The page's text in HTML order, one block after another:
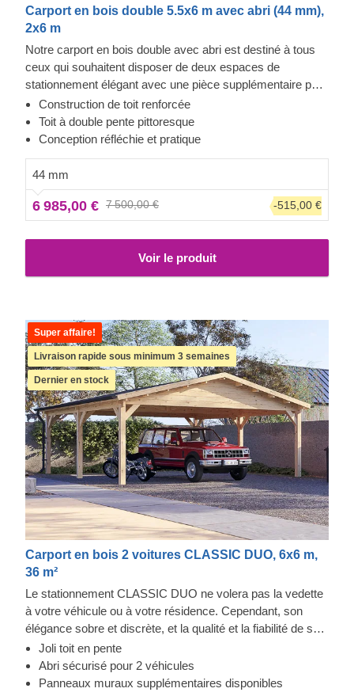
Carport en bois double 5.5x6 m avec abri (44 mm),
2x6 m
Notre carport en bois double avec abri est destiné à tous
ceux qui souhaitent disposer de deux espaces de
stationnement élégant avec une pièce supplémentaire pour
le rangement ou le repos. Vos voitures seront toujours à
vos côtés, ce qui est très pratique si vous changez vos
pneus ou si vous effectuez des travaux de réparation. Cet
beaucoup d'espace, et une solide protection pour vos
voitures tout au long de la journée ou de la nuit. C'est un
achat que vous ne regretterez pas.
Construction de toit renforcée
Toit à double pente pittoresque
Conception réfléchie et pratique
44 mm
6 985,00 € 7 500,00 € -515,00 €
Voir le produit
Super affaire!
Livraison rapide sous minimum 3 semaines
Dernier en stock
Carport en bois 2 voitures CLASSIC DUO, 6x6 m,
36 m²
Le stationnement CLASSIC DUO ne volera pas la vedette
à votre véhicule ou à votre résidence. Cependant, son
élégance sobre et discrète, et la qualité et la fiabilité de sa
construction font toute la différence. Vous aurez un accès
facile aux deux côtés de vos voitures pour l'entretien ou la
réparation, tout en conservant de l'espace pour du
Joli toit en pente
Abri sécurisé pour 2 véhicules
Panneaux muraux supplémentaires disponibles